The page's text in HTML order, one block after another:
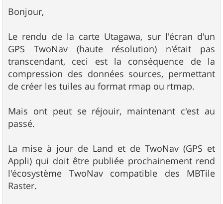
s
s
g
e
Bonjour,
Le rendu de la carte Utagawa, sur l'écran d'un
GPS TwoNav (haute résolution) n'était pas
transcendant, ceci est la conséquence de la
compression des données sources, permettant
de créer les tuiles au format rmap ou rtmap.
Mais ont peut se réjouir, maintenant c'est au
passé.
La mise à jour de Land et de TwoNav (GPS et
Appli) qui doit être publiée prochainement rend
l'écosystème TwoNav compatible des MBTile
Raster.